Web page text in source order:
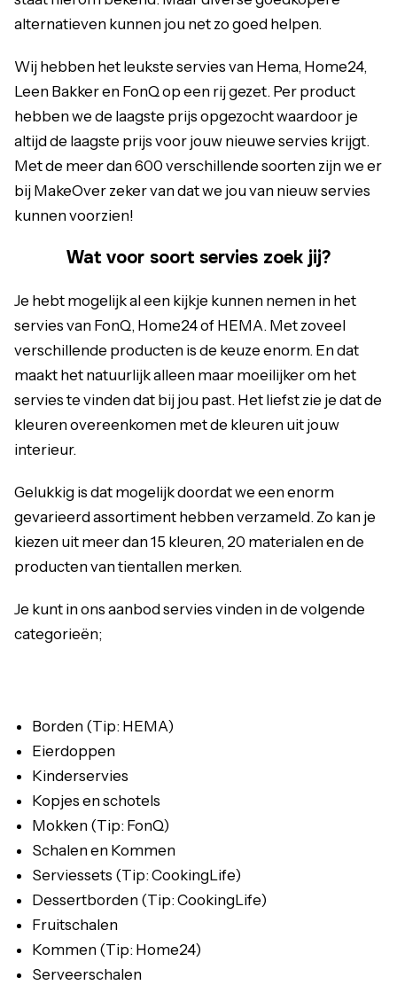
alternatieven kunnen jou net zo goed helpen.
Wij hebben het leukste servies van Hema, Home24,
Leen Bakker en FonQ op een rij gezet. Per product
hebben we de laagste prijs opgezocht waardoor je
altijd de laagste prijs voor jouw nieuwe servies krijgt.
Met de meer dan 600 verschillende soorten zijn we er
bij MakeOver zeker van dat we jou van nieuw servies
kunnen voorzien!
Wat voor soort servies zoek jij?
Je hebt mogelijk al een kijkje kunnen nemen in het
servies van FonQ, Home24 of HEMA. Met zoveel
verschillende producten is de keuze enorm. En dat
maakt het natuurlijk alleen maar moeilijker om het
servies te vinden dat bij jou past. Het liefst zie je dat de
kleuren overeenkomen met de kleuren uit jouw
interieur.
Gelukkig is dat mogelijk doordat we een enorm
gevarieerd assortiment hebben verzameld. Zo kan je
kiezen uit meer dan 15 kleuren, 20 materialen en de
producten van tientallen merken.
Je kunt in ons aanbod servies vinden in de volgende
categorieën;
Borden (Tip: HEMA)
Eierdoppen
Kinderservies
Kopjes en schotels
Mokken (Tip: FonQ)
Schalen en Kommen
Serviessets (Tip: CookingLife)
Dessertborden (Tip: CookingLife)
Fruitschalen
Kommen (Tip: Home24)
Serveerschalen